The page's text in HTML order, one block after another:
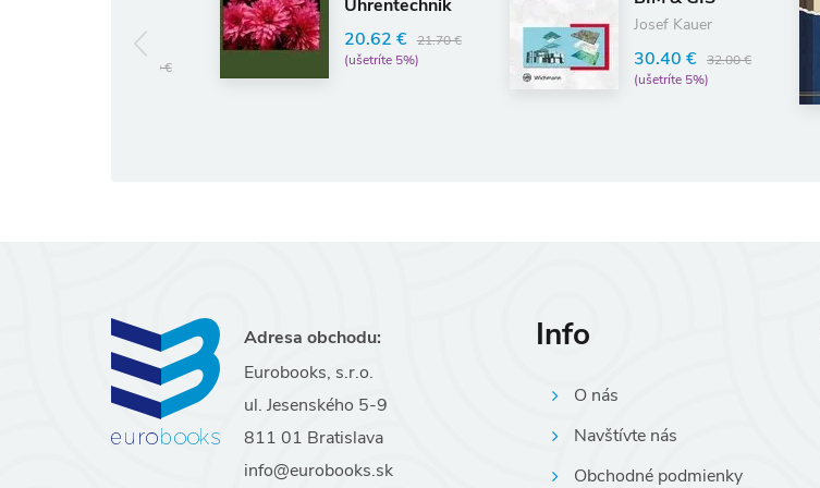
Uhrentechnik
20.62 €
21.70 €
(ušetríte 5%)
Josef Kauer
30.40 €
32.00 €
(ušetríte 5%)
Adresa obchodu:
Eurobooks, s.r.o.
ul. Jesenského 5-9
811 01 Bratislava
info@eurobooks.sk
Info
O nás
Navštívte nás
Obchodné podmienky